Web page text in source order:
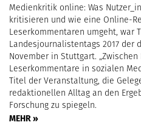
Medienkritik online: Was
kritisieren und wie eine Online-
Leserkommentaren umgeht, war
Landesjournalistentags 2017 der
November in Stuttgart.
Leserkommentare in sozialen
Titel der Veranstaltung, die
redaktionellen Alltag an den
Forschung zu spiegeln.
MEHR »